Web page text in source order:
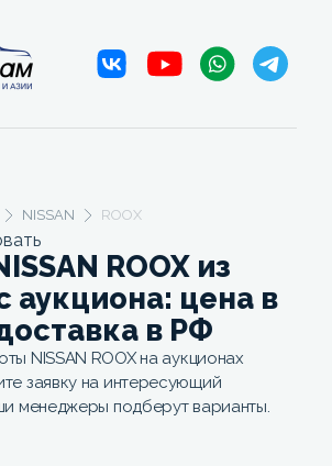
NISSAN ROOX
ROOX из
аукциона: цена в
в РФ
NISSAN ROOX на аукционах
заявку на интересующий
менеджеры подберут варианты.